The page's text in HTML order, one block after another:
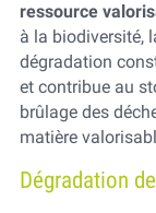
ressource
à la biodiversité,
dégradation
et contribue au
brûlage des
matière
Dégradation